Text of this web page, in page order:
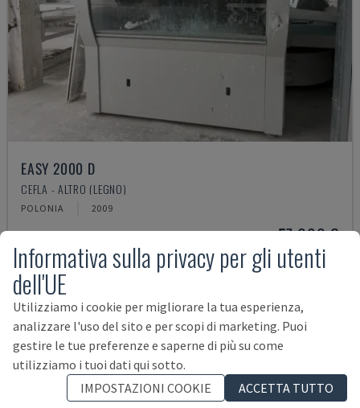
EASY 2000 D
CEFLA - ALTRO (LEGNO)
POLONIA 2009
57.000 €
Informativa sulla privacy per gli utenti
dell'UE
Utilizziamo i cookie per migliorare la tua esperienza,
analizzare l'uso del sito e per scopi di marketing. Puoi
gestire le tue preferenze e saperne di più su come
utilizziamo i tuoi dati qui sotto.
IMPOSTAZIONI COOKIE
ACCETTA TUTTO